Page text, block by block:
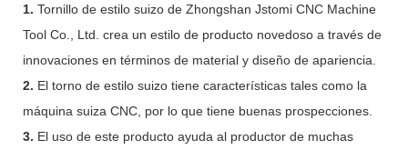
1. Tornillo de estilo suizo de Zhongshan Jstomi CNC Machine
Tool Co., Ltd. crea un estilo de producto novedoso a través de
innovaciones en términos de material y diseño de apariencia.
2. El torno de estilo suizo tiene características tales como la
máquina suiza CNC, por lo que tiene buenas prospecciones.
3. El uso de este producto ayuda al productor de muchas